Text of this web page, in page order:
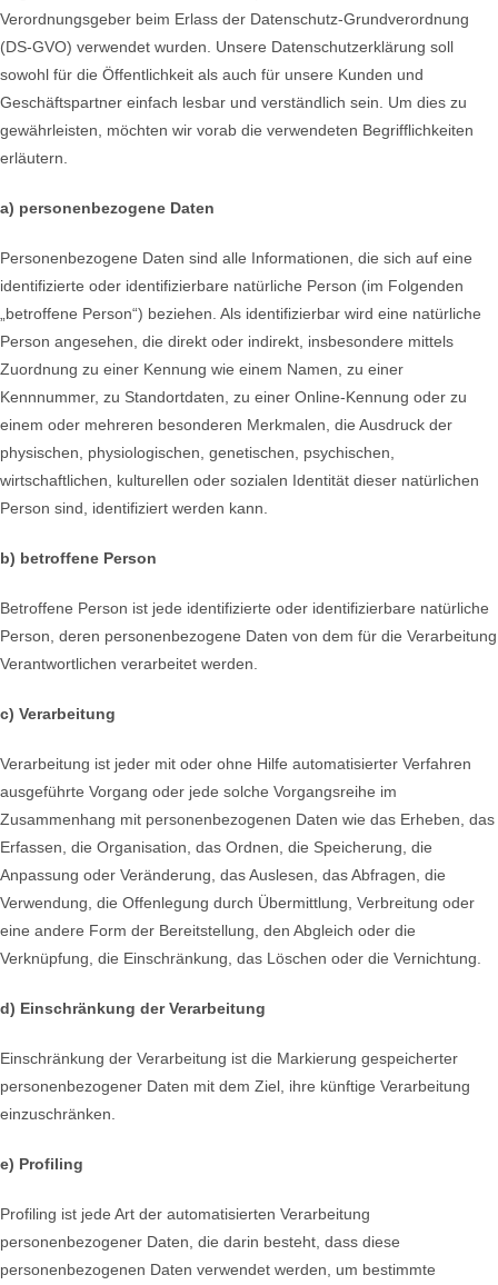
Verordnungsgeber beim Erlass der Datenschutz-Grundverordnung
(DS-GVO) verwendet wurden. Unsere Datenschutzerklärung soll
sowohl für die Öffentlichkeit als auch für unsere Kunden und
Geschäftspartner einfach lesbar und verständlich sein. Um dies zu
gewährleisten, möchten wir vorab die verwendeten Begrifflichkeiten
erläutern.
a) personenbezogene Daten
Personenbezogene Daten sind alle Informationen, die sich auf eine
identifizierte oder identifizierbare natürliche Person (im Folgenden
„betroffene Person“) beziehen. Als identifizierbar wird eine natürliche
Person angesehen, die direkt oder indirekt, insbesondere mittels
Zuordnung zu einer Kennung wie einem Namen, zu einer
Kennnummer, zu Standortdaten, zu einer Online-Kennung oder zu
einem oder mehreren besonderen Merkmalen, die Ausdruck der
physischen, physiologischen, genetischen, psychischen,
wirtschaftlichen, kulturellen oder sozialen Identität dieser natürlichen
Person sind, identifiziert werden kann.
b) betroffene Person
Betroffene Person ist jede identifizierte oder identifizierbare natürliche
Person, deren personenbezogene Daten von dem für die Verarbeitung
Verantwortlichen verarbeitet werden.
c) Verarbeitung
Verarbeitung ist jeder mit oder ohne Hilfe automatisierter Verfahren
ausgeführte Vorgang oder jede solche Vorgangsreihe im
Zusammenhang mit personenbezogenen Daten wie das Erheben, das
Erfassen, die Organisation, das Ordnen, die Speicherung, die
Anpassung oder Veränderung, das Auslesen, das Abfragen, die
Verwendung, die Offenlegung durch Übermittlung, Verbreitung oder
eine andere Form der Bereitstellung, den Abgleich oder die
Verknüpfung, die Einschränkung, das Löschen oder die Vernichtung.
d) Einschränkung der Verarbeitung
Einschränkung der Verarbeitung ist die Markierung gespeicherter
personenbezogener Daten mit dem Ziel, ihre künftige Verarbeitung
einzuschränken.
e) Profiling
Profiling ist jede Art der automatisierten Verarbeitung
personenbezogener Daten, die darin besteht, dass diese
personenbezogenen Daten verwendet werden, um bestimmte